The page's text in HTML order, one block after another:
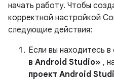
начать работу. Чтобы
корректной настройкой
следующие действия:
Если вы находитесь в
в Android Studio» ,
проект Android